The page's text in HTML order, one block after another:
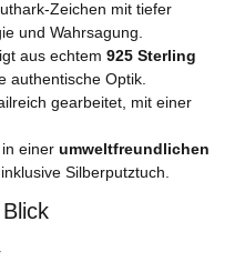
Zeichen mit tiefer
und Wahrsagung.
aus echtem 925 Sterling
authentische Optik.
gearbeitet, mit einer
einer umweltfreundlichen
Silberputztuch.